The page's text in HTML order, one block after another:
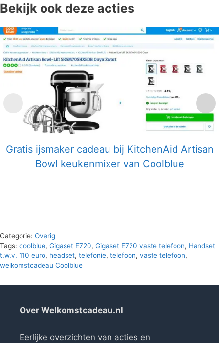
Bekijk ook deze acties
Gratis ijsmaker cadeau bij KitchenAid Artisan
Bowl keukenmixer van Coolblue
Categorie: Overig
Tags: coolblue, Gigaset E720, Gigaset E720 vaste telefoon, Handset
t.w.v. 110 euro, headset, telefonie, telefoon, vaste telefoon,
welkomstcadeau Coolblue
Over Welkomstcadeau.nl
Eerlijke overzichten van acties en